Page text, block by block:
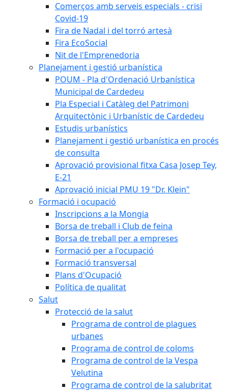
Comerços amb serveis especials - crisi
Covid-19
Fira de Nadal i del torró artesà
Fira EcoSocial
Nit de l'Emprenedoria
Planejament i gestió urbanística
POUM - Pla d'Ordenació Urbanística
Municipal de Cardedeu
Pla Especial i Catàleg del Patrimoni
Arquitectònic i Urbanístic de Cardedeu
Estudis urbanístics
Planejament i gestió urbanística en procés
de consulta
Aprovació provisional fitxa Casa Josep Tey,
E-21
Aprovació inicial PMU 19 "Dr. Klein"
Formació i ocupació
Inscripcions a la Mongia
Borsa de treball i Club de feina
Borsa de treball per a empreses
Formació per a l'ocupació
Formació transversal
Plans d'Ocupació
Política de qualitat
Salut
Protecció de la salut
Programa de control de plagues
urbanes
Programa de control de coloms
Programa de control de la Vespa
Velutina
Programa de control de la salubritat